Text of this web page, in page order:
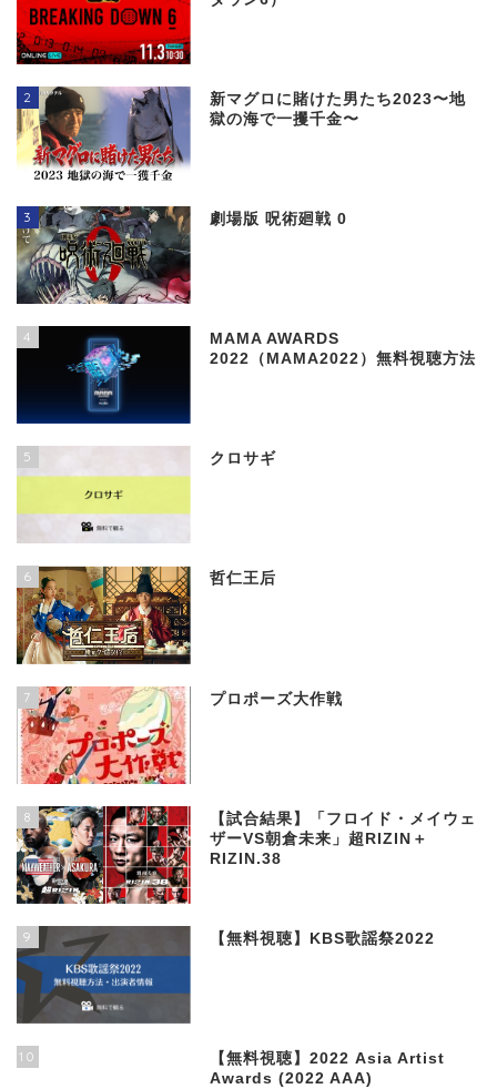
2
新マグロに賭けた男たち2023〜地
獄の海で一攫千金〜
3 劇場版 呪術廻戦 0
4
MAMA AWARDS
2022（MAMA2022）無料視聴方法
5 クロサギ
6 哲仁王后
7 プロポーズ大作戦
8
【試合結果】「フロイド・メイウェ
ザーVS朝倉未来」超RIZIN＋
RIZIN.38
9 【無料視聴】KBS歌謡祭2022
10
【無料視聴】2022 Asia Artist
Awards (2022 AAA)